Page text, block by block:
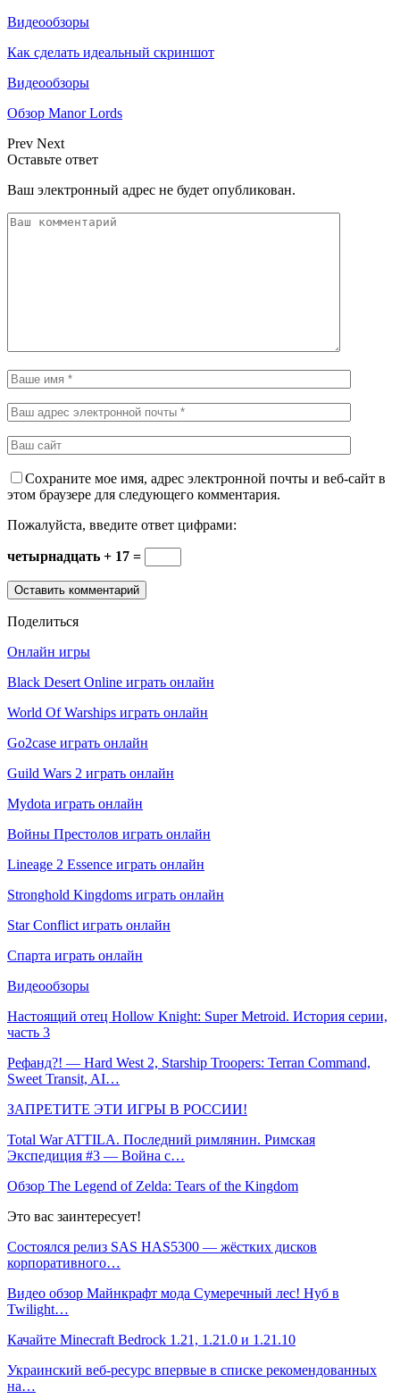
Видеообзоры
Как сделать идеальный скриншот
Видеообзоры
Обзор Manor Lords
Prev Next
Оставьте ответ
Ваш электронный адрес не будет опубликован.
Сохраните мое имя, адрес электронной почты и веб-сайт в
этом браузере для следующего комментария.
Пожалуйста, введите ответ цифрами:
четырнадцать + 17 =
Поделиться
Онлайн игры
Black Desert Online играть онлайн
World Of Warships играть онлайн
Go2case играть онлайн
Guild Wars 2 играть онлайн
Mydota играть онлайн
Войны Престолов играть онлайн
Lineage 2 Essence играть онлайн
Stronghold Kingdoms играть онлайн
Star Conflict играть онлайн
Спарта играть онлайн
Видеообзоры
Настоящий отец Hollow Knight: Super Metroid. История серии,
часть 3
Рефанд?! — Hard West 2, Starship Troopers: Terran Command,
Sweet Transit, AI…
ЗАПРЕТИТЕ ЭТИ ИГРЫ В РОССИИ!
Total War ATTILA. Последний римлянин. Римская
Экспедиция #3 — Война с…
Обзор The Legend of Zelda: Tears of the Kingdom
Это вас заинтересует!
Состоялся релиз SAS HAS5300 — жёстких дисков
корпоративного…
Видео обзор Майнкрафт мода Сумеречный лес! Нуб в
Twilight…
Качайте Minecraft Bedrock 1.21, 1.21.0 и 1.21.10
Украинский веб-ресурс впервые в списке рекомендованных
на…